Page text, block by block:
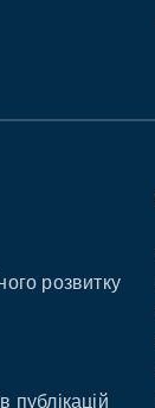
розвитку
публікацій